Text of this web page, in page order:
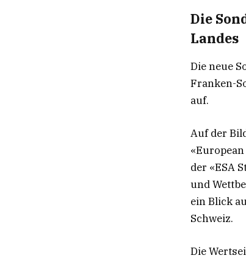
Die
Landes
Die neue
Franken-
auf.
Auf der
der «ESA
und
ein Blick
Schweiz.
Die